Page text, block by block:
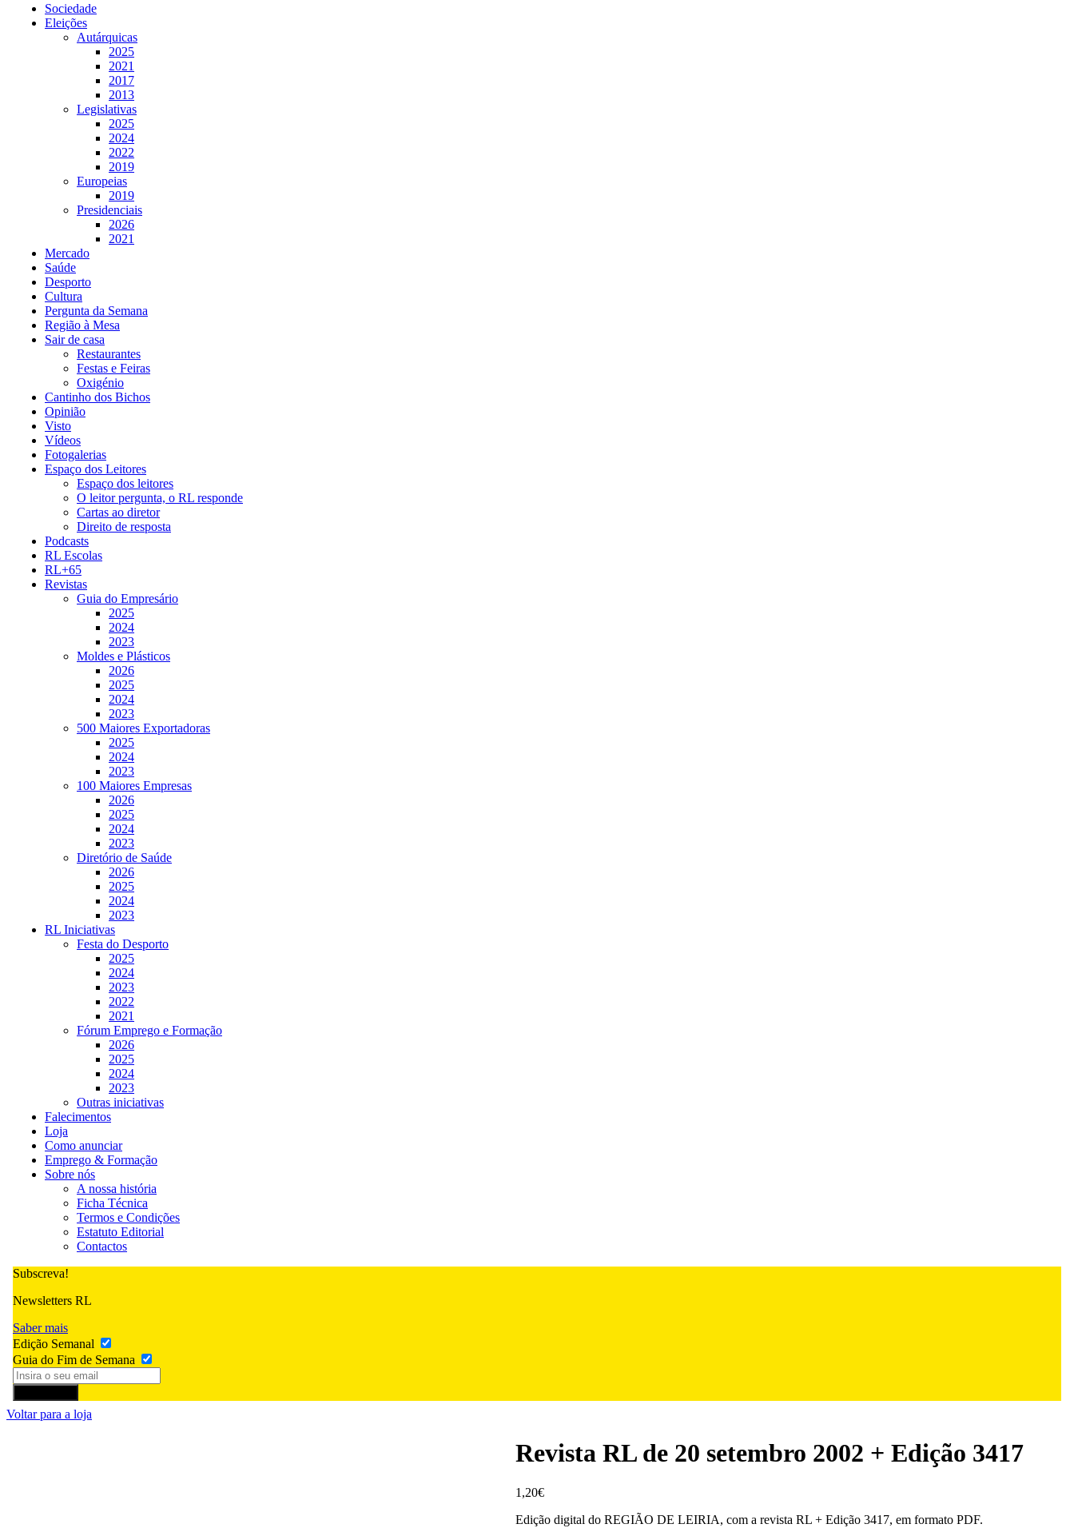
Sociedade
Eleições
Autárquicas
2025
2021
2017
2013
Legislativas
2025
2024
2022
2019
Europeias
2019
Presidenciais
2026
2021
Mercado
Saúde
Desporto
Cultura
Pergunta da Semana
Região à Mesa
Sair de casa
Restaurantes
Festas e Feiras
Oxigénio
Cantinho dos Bichos
Opinião
Visto
Vídeos
Fotogalerias
Espaço dos Leitores
Espaço dos leitores
O leitor pergunta, o RL responde
Cartas ao diretor
Direito de resposta
Podcasts
RL Escolas
RL+65
Revistas
Guia do Empresário
2025
2024
2023
Moldes e Plásticos
2026
2025
2024
2023
500 Maiores Exportadoras
2025
2024
2023
100 Maiores Empresas
2026
2025
2024
2023
Diretório de Saúde
2026
2025
2024
2023
RL Iniciativas
Festa do Desporto
2025
2024
2023
2022
2021
Fórum Emprego e Formação
2026
2025
2024
2023
Outras iniciativas
Falecimentos
Loja
Como anunciar
Emprego & Formação
Sobre nós
A nossa história
Ficha Técnica
Termos e Condições
Estatuto Editorial
Contactos
Subscreva!
Newsletters RL
Saber mais
Edição Semanal
Guia do Fim de Semana
Voltar para a loja
Revista RL de 20 setembro 2002 + Edição 3417
1,20€
Edição digital do REGIÃO DE LEIRIA, com a revista RL + Edição 3417, em formato PDF.